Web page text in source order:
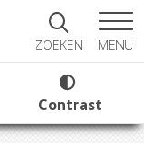
ZOEKEN MENU
Contrast